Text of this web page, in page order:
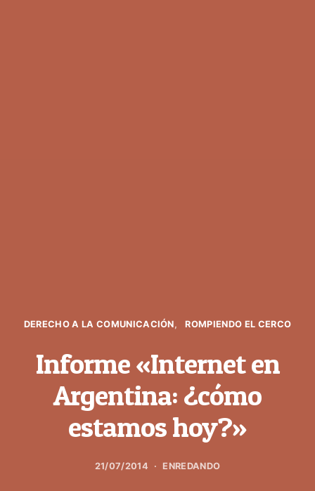
DERECHO A LA COMUNICACIÓN ROMPIENDO EL CERCO
Informe «Internet en
Argentina: ¿cómo
estamos hoy?»
21/07/2014 ENREDANDO